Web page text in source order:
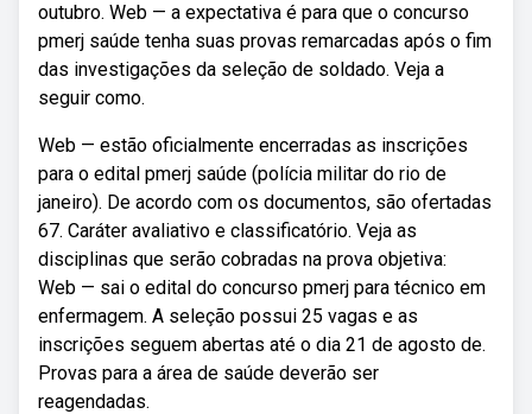
outubro. Web — a expectativa é para que o concurso
pmerj saúde tenha suas provas remarcadas após o fim
das investigações da seleção de soldado. Veja a
seguir como.
Web — estão oficialmente encerradas as inscrições
para o edital pmerj saúde (polícia militar do rio de
janeiro). De acordo com os documentos, são ofertadas
67. Caráter avaliativo e classificatório. Veja as
disciplinas que serão cobradas na prova objetiva:
Web — sai o edital do concurso pmerj para técnico em
enfermagem. A seleção possui 25 vagas e as
inscrições seguem abertas até o dia 21 de agosto de.
Provas para a área de saúde deverão ser
reagendadas.